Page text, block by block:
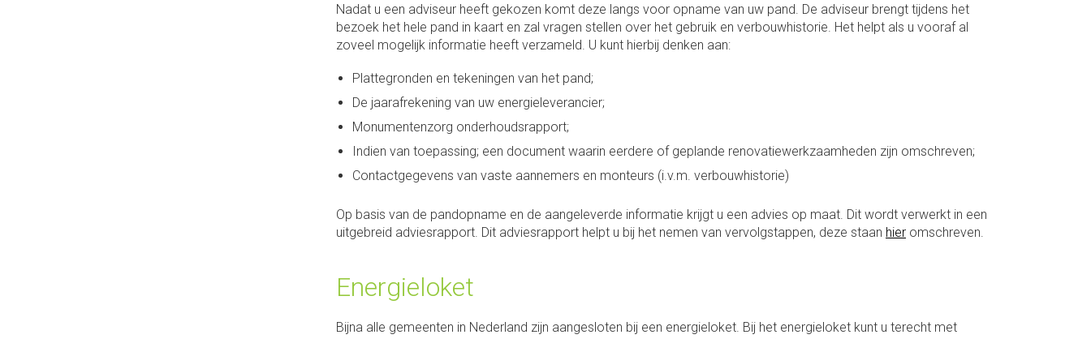
Nadat u een adviseur heeft gekozen komt deze langs voor opname van uw pand. De adviseur brengt tijdens het
bezoek het hele pand in kaart en zal vragen stellen over het gebruik en verbouwhistorie. Het helpt als u vooraf al
zoveel mogelijk informatie heeft verzameld. U kunt hierbij denken aan:
Plattegronden en tekeningen van het pand;
De jaarafrekening van uw energieleverancier;
Monumentenzorg onderhoudsrapport;
Indien van toepassing; een document waarin eerdere of geplande renovatiewerkzaamheden zijn omschreven;
Contactgegevens van vaste aannemers en monteurs (i.v.m. verbouwhistorie)
Op basis van de pandopname en de aangeleverde informatie krijgt u een advies op maat. Dit wordt verwerkt in een
uitgebreid adviesrapport. Dit adviesrapport helpt u bij het nemen van vervolgstappen, deze staan hier omschreven.
Energieloket
Bijna alle gemeenten in Nederland zijn aangesloten bij een energieloket. Bij het energieloket kunt u terecht met